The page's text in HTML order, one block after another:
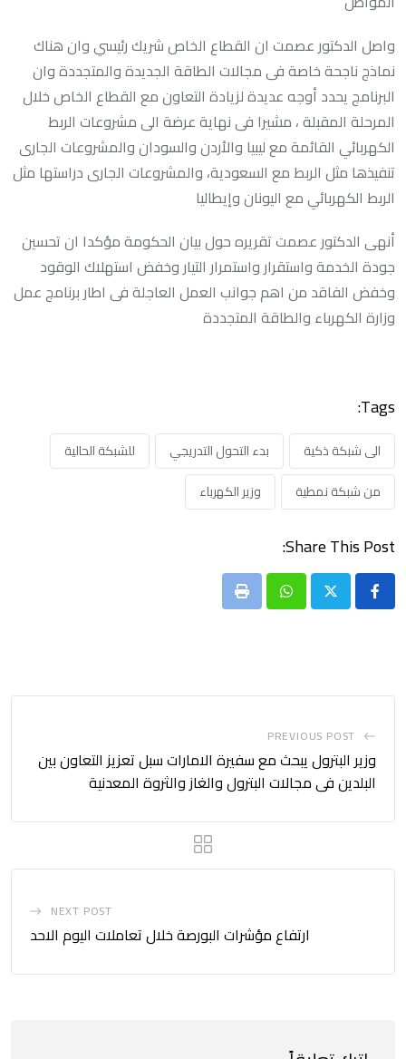
واصل الدكتور عصمت ان القطاع الخاص شريك رئيسي وان هناك
نماذج ناجحة خاصة فى مجالات الطاقة الجديدة والمتجددة وان
البرنامج يحدد أوجه عديدة لزيادة التعاون مع القطاع الخاص خلال
المرحلة المقبلة ، مشيرا فى نهاية عرضة الى مشروعات الربط
الكهربائي القائمة مع ليبيا والأردن والسودان والمشروعات الجارى
تنفيذها مثل الربط مع السعودية، والمشروعات الجارى دراستها مثل
الربط الكهربائي مع اليونان وإيطاليا
أنهى الدكتور عصمت تقريره حول بيان الحكومة مؤكدا ان تحسين
جودة الخدمة واستقرار واستمرار التيار وخفض استهلاك الوقود
وخفض الفاقد من اهم جوانب العمل العاجلة فى اطار برنامج عمل
وزارة الكهرباء والطاقة المتجددة
Tags:
الى شبكة ذكية بدء التحول التدريجي
للشبكة الحالية
من شبكة نمطية
وزير الكهرباء
Share This Post:
Whatsapp
Print
PREVIOUS POST
وزير البترول يبحث مع سفيرة الامارات سبل تعزيز التعاون بين
البلدين فى مجالات البترول والغاز والثروة المعدنية
NEXT POST
ارتفاع مؤشرات البورصة خلال تعاملات اليوم الاحد